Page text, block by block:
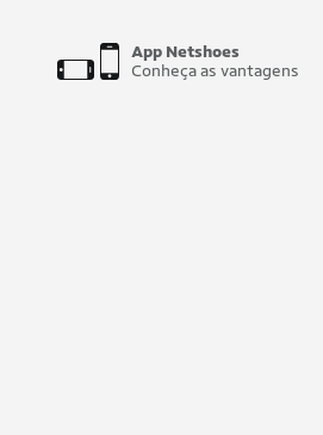
App Netshoes
Conheça as vantagens